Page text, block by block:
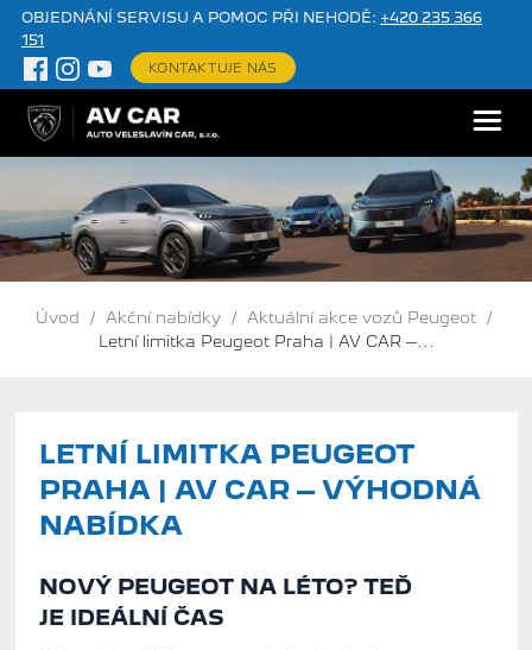
OBJEDNÁNÍ SERVISU A POMOC PŘI NEHODĚ: +420 235 366
151
KONTAKTUJE NÁS
Úvod / Akční nabídky / Aktuální akce vozů Peugeot /
Letní limitka Peugeot Praha | AV CAR –...
LETNÍ LIMITKA PEUGEOT
PRAHA | AV CAR – VÝHODNÁ
NABÍDKA
NOVÝ PEUGEOT NA LÉTO? TEĎ
JE IDEÁLNÍ ČAS